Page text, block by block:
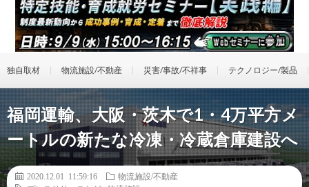
独自取材 物流施設/不動産 災害/事故/不祥事 テクノロジー/製品
福岡運輸、大阪・茨木で1・4万平方メ
ートルの新たな冷凍・冷蔵倉庫建設へ
2020.12.01 11:59:16
物流施設/不動産